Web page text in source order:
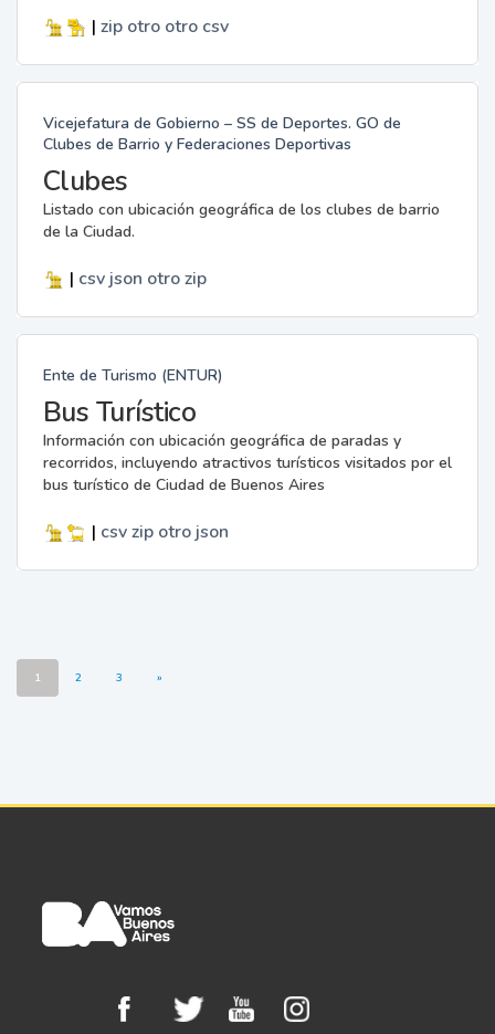
| zip otro otro csv
Vicejefatura de Gobierno – SS de Deportes. GO de
Clubes de Barrio y Federaciones Deportivas
Clubes
Listado con ubicación geográfica de los clubes de barrio
de la Ciudad.
| csv json otro zip
Ente de Turismo (ENTUR)
Bus Turístico
Información con ubicación geográfica de paradas y
recorridos, incluyendo atractivos turísticos visitados por el
bus turístico de Ciudad de Buenos Aires
| csv zip otro json
1 2 3 »